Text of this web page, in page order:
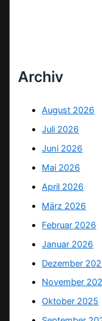
Archiv
August 2026
Juli 2026
Juni 2026
Mai 2026
April 2026
März 2026
Februar 2026
Januar 2026
Dezember
November
Oktober 2025